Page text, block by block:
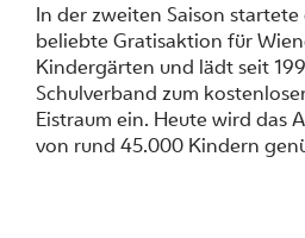
In der zweiten Saison
beliebte Gratisaktion für
Kindergärten und lädt seit
Schulverband zum
Eistraum ein. Heute wird das
von rund 45.000 Kindern